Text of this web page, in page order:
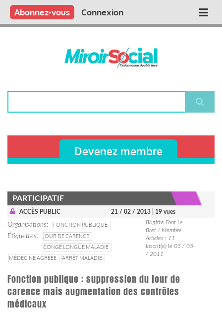
Aller
contenu
Main
Qui sommes nous ?
Vous publiez
Nous publions
Contactez-nous
Abonnez-vous Connexion
Devenez membre
PARTICIPATIF
ACCÈS PUBLIC 21 / 02 / 2013 | 19 vues
Organisations
FONCTION PUBLIQUE
Étiquettes
JOUR DE CARENCE
CONGÉ LONGUE MALADIE
MÉDECINE AGRÉÉE
ARRÊT MALADIE
Brigitte Font Le
Bret / Membre
Articles : 11
Inscrit(e) le 03 / 05
/ 2011
Fonction publique : suppression du jour de
carence mais augmentation des contrôles
médicaux